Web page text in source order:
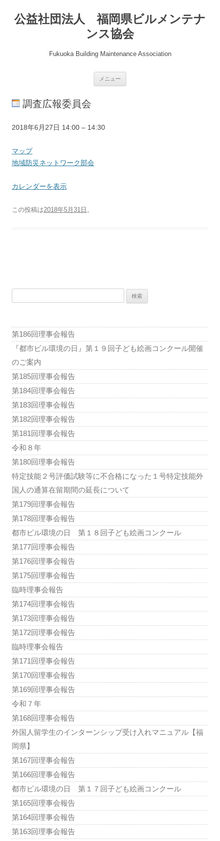
公益社団法人 福岡県ビルメンテナ
ンス協会
Fukuoka Building Maintenance Association
メニュー
調査広報委員会
地
防
災
ッ
ワ
2018年6月27日 14:00 – 14:30
マップ県
協
会
室
地域防災ネットワーク部会
カレンダーを表示
この投稿は2018年5月31日 。
ゲ
ー
ョ
ン
第186回理事会報告
『都市ビル環境の日』第１９回子ども絵画コンクール開催
のご案内
第185回理事会報告
第184回理事会報告
第183回理事会報告
第182回理事会報告
第181回理事会報告
令和８年
第180回理事会報告
特定技能２号評価試験等に不合格になった１号特定技能外
国人の通算在留期間の延長について
第179回理事会報告
第178回理事会報告
都市ビル環境の日 第１８回子ども絵画コンクール
第177回理事会報告
第176回理事会報告
第175回理事会報告
臨時理事会報告
第174回理事会報告
第173回理事会報告
第172回理事会報告
臨時理事会報告
第171回理事会報告
第170回理事会報告
第169回理事会報告
令和７年
第168回理事会報告
外国人留学生のインターンシップ受け入れマニュアル【福
岡県】
第167回理事会報告
第166回理事会報告
都市ビル環境の日 第１７回子ども絵画コンクール
第165回理事会報告
第164回理事会報告
第163回理事会報告